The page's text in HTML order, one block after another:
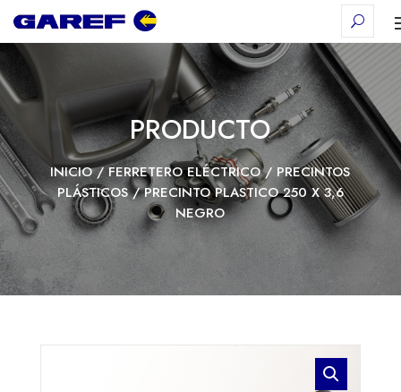
PRODUCTO
INICIO/FERRETERO ELÉCTRICO/ PRECINTOS
PLÁSTICOS/ PRECINTO PLASTICO 250 X 3,6
NEGRO